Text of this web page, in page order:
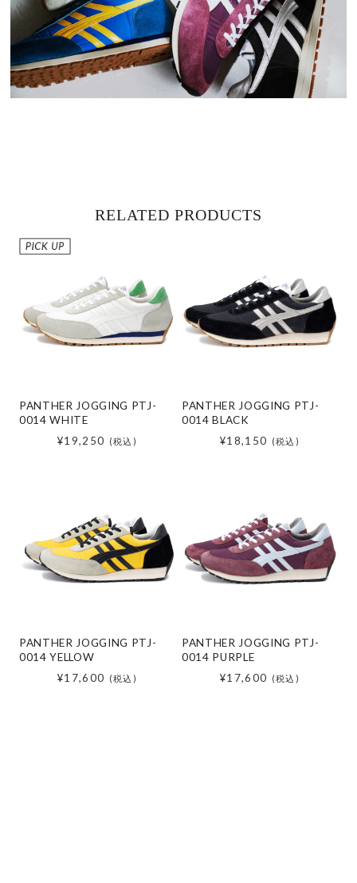
RELATED PRODUCTS
PANTHER JOGGING PTJ-
0014 WHITE
¥19,250
(税込)
PANTHER JOGGING PTJ-
0014 BLACK
¥18,150
(税込)
PANTHER JOGGING PTJ-
0014 YELLOW
¥17,600
(税込)
PANTHER JOGGING PTJ-
0014 PURPLE
¥17,600
(税込)